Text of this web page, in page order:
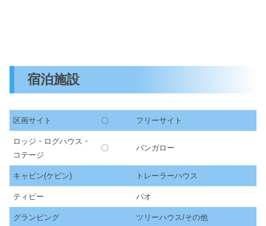
宿泊施設
区画サイト 〇 フリーサイト
ロッジ・ログハウス・
コテージ
〇 バンガロー
キャビン(ケビン) トレーラーハウス
ティピー パオ
グランピング ツリーハウス/その他